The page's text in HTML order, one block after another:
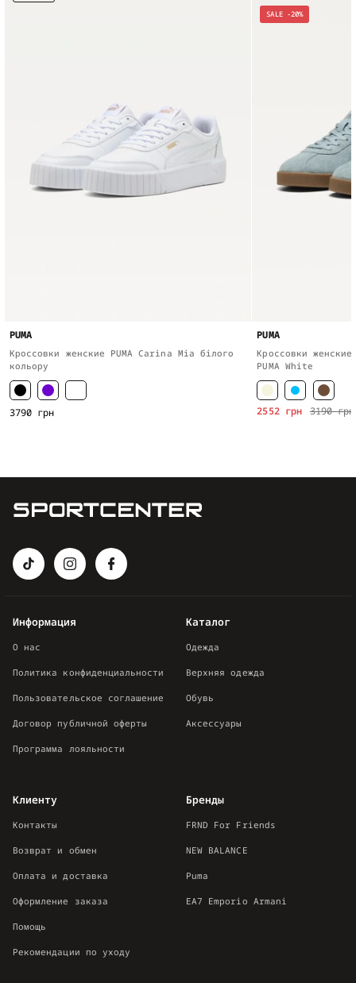
PUMA
Кроссовки женские PUMA Carina Mia білого
кольору
3790 грн
SALE -20%
PUMA
Кроссовки
PUMA White
3190 грн
2552 грн
Каталог
Одежда
Верхняя одежда
Обувь
Аксессуары
Информация
О нас
Политика конфиденциальности
Пользовательское соглашение
Договор публичной оферты
Программа лояльности
Клиенту
Контакты
Возврат и обмен
Оплата и доставка
Оформление заказа
Помощь
Рекомендации по уходу
Бренды
FRND For Friends
NEW BALANCE
Puma
EA7 Emporio Armani